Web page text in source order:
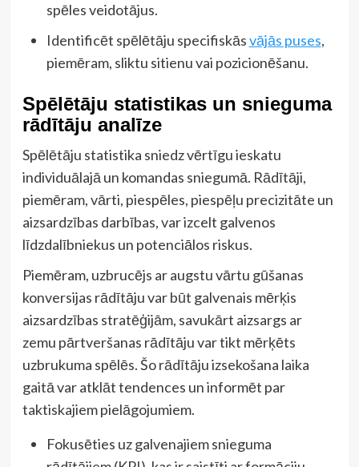
spēles veidotājus.
Identificēt spēlētāju specifiskāsvājās puses,
piemēram, sliktu sitienu vai pozicionēšanu.
Spēlētāju statistikas un snieguma
rādītāju analīze
Spēlētāju statistika sniedz vērtīgu ieskatu
individuālajā un komandas sniegumā. Rādītāji,
piemēram, vārti, piespēles, piespēļu precizitāte un
aizsardzības darbības, var izcelt galvenos
līdzdalībniekus un potenciālos riskus.
Piemēram, uzbrucējs ar augstu vārtu gūšanas
konversijas rādītāju var būt galvenais mērķis
aizsardzības stratēģijām, savukārt aizsargs ar
zemu pārtveršanas rādītāju var tikt mērķēts
uzbrukuma spēlēs. Šo rādītāju izsekošana laika
gaitā var atklāt tendences un informēt par
taktiskajiem pielāgojumiem.
Fokusēties uz galvenajiem snieguma